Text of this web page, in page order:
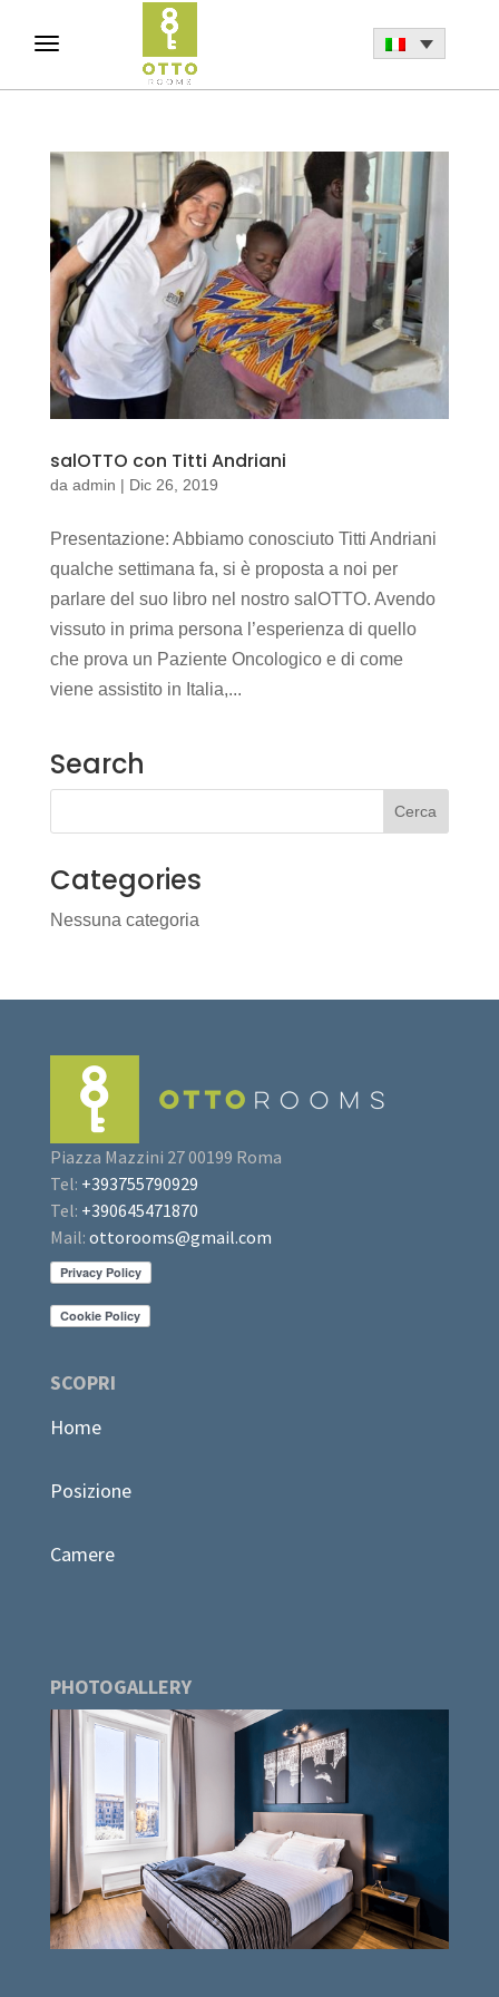
salOTTO con Titti Andriani
da admin | Dic 26, 2019
Presentazione: Abbiamo conosciuto Titti Andriani
qualche settimana fa, si è proposta a noi per
parlare del suo libro nel nostro salOTTO. Avendo
vissuto in prima persona l’esperienza di quello
che prova un Paziente Oncologico e di come
viene assistito in Italia,...
Search
Categories
Nessuna categoria
Piazza Mazzini 27 00199 Roma
Tel: +393755790929
Tel: +390645471870
Mail: ottorooms@gmail.com
SCOPRI
Home
Posizione
Camere
PHOTOGALLERY